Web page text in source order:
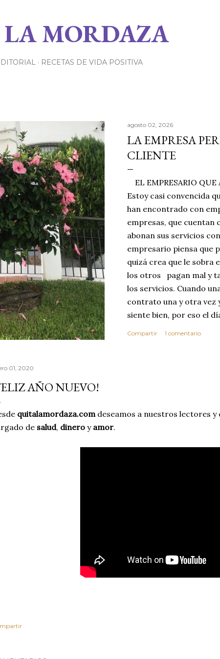
MORDAZA
RECETAS DE VIDA POSITIVA
agosto 02, 2026
LA EMPRESA
CLIENTE
EL EMPRESARIO QUE
Estoy casi convencida
han encontrado con
empresas, que cuentan
abonan sus servicios
empresario piensa que
quizá crea que le sobra
los otros pagan mal y
los servicios. Cuando
contrato una y otra vez
siente bien, por eso el
por este motivo la
Compartir 1 comentario
01, 2020
AÑO NUEVO!
quitalamordaza.comdeseamos a nuestros lectores y
de salud, dinero y amor.